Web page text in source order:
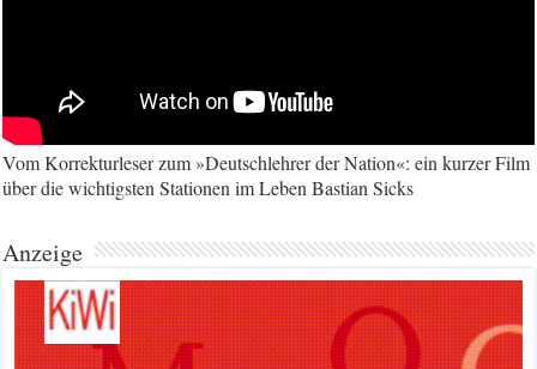
Vom Korrekturleser zum »Deutschlehrer der Nation«: ein kurzer Film
über die wichtigsten Stationen im Leben Bastian Sicks
Anzeige